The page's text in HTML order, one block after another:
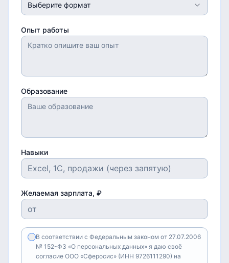
Выберите формат
Опыт работы
Образование
Навыки
Желаемая зарплата, ₽
В соответствии с Федеральным законом от 27.07.2006
№ 152-ФЗ «О персональных данных» я даю своё
согласие ООО «Сферосис» (ИНН 9726111290) на